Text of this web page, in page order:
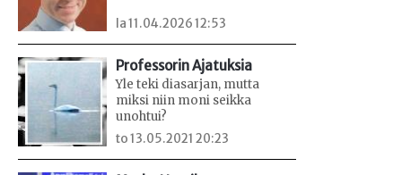
la 11.04.2026 12:53
Professorin Ajatuksia
Yle teki diasarjan, mutta
miksi niin moni seikka
unohtui?
to 13.05.2021 20:23